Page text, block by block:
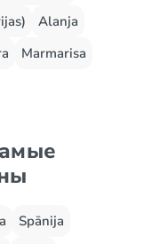
Alanja
Marmarisa
Spānija